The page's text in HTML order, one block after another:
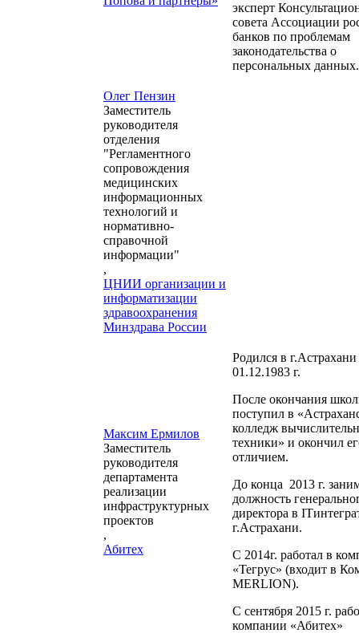
эксперт
совета Ассоциации
банков по проблемам
законодательства о
персональных данных.
Олег Пензин
Заместитель
руководителя
отделения
"Регламентного
сопровождения
медицинских
информационных
технологий и
нормативно-
справочной
информации"
,
ЦНИИ организации и
информатизации
здравоохранения
Минздрава России
Максим Ермилов
Заместитель
руководителя
департамента
реализации
инфраструктурных
проектов
,
Абитех
Родился в г.Астрахани
01.12.1983 г.
После окончания
поступил в
колледж
техники» и окончил
отличием.
До конца 2013 г.
должность
директора в
г.Астрахани.
С 2014г. работал в
«Тегрус» (входит в
MERLION).
С сентября 2015 г.
компании «Абитех»